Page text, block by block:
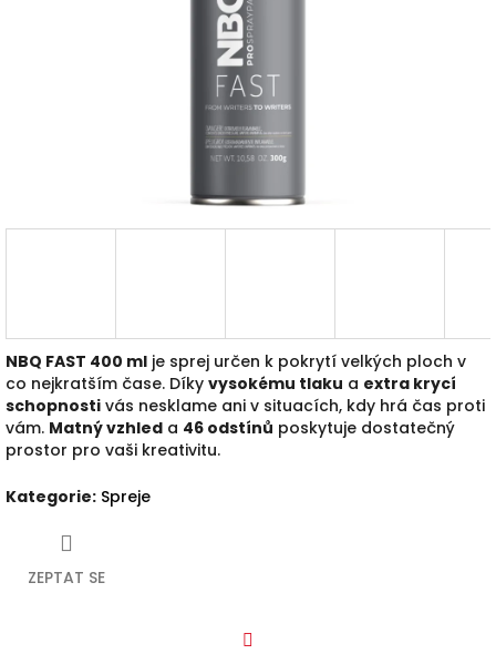
NBQ FAST 400 ml je sprej určen k pokrytí velkých ploch v
co nejkratším čase. Díky vysokému tlaku a extra krycí
schopnosti vás nesklame ani v situacích, kdy hrá čas proti
vám. Matný vzhled a 46 odstínů poskytuje dostatečný
prostor pro vaši kreativitu.
Kategorie: Spreje
ZEPTAT SE